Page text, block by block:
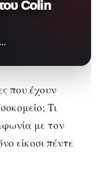
Colin
που έχουν
Τι
με τον
είκοσι πέντε